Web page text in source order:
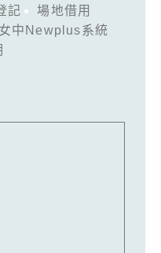
記
場地借用
中Newplus系統